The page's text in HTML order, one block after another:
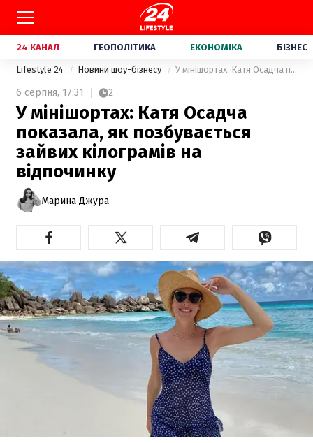
24 КАНАЛ ГЕОПОЛІТИКА ЕКОНОМІКА БІЗНЕС
Lifestyle 24 Новини шоу-бізнесу У мінішортах: Катя Осадча показала, як позбувається зайвих кілограмів на відпочинку
6 серпня, 17:31 2
У мінішортах: Катя Осадча
показала, як позбувається
зайвих кілограмів на
відпочинку
Марина Джура